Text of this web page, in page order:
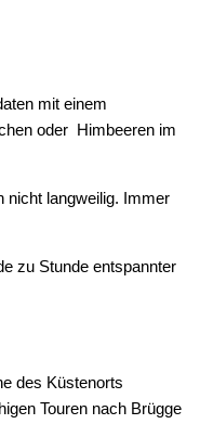
mit einem
oder Himbeeren im
nicht langweilig. Immer
zu Stunde entspannter
des Küstenorts
Touren nach Brügge